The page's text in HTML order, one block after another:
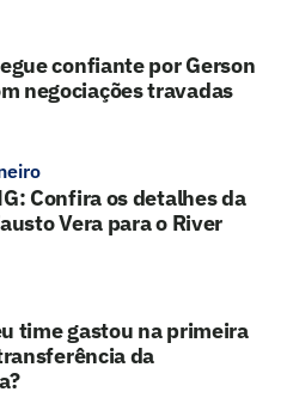
confiante por Gerson
negociações travadas
Confira os detalhes da
Vera para o River
time gastou na primeira
da